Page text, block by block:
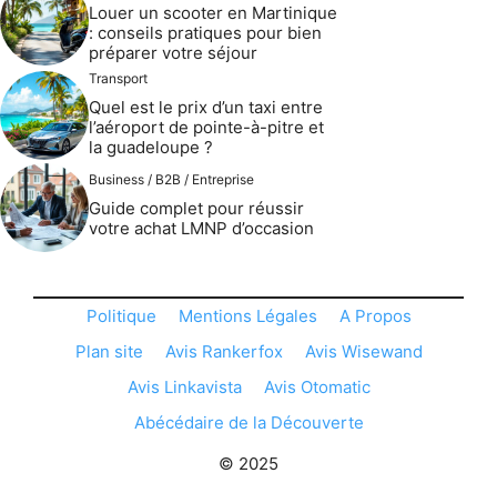
Louer un scooter en Martinique
: conseils pratiques pour bien
préparer votre séjour
Transport
Quel est le prix d’un taxi entre
l’aéroport de pointe-à-pitre et
la guadeloupe ?
Business / B2B / Entreprise
Guide complet pour réussir
votre achat LMNP d’occasion
Politique Mentions Légales
A Propos
Plan site
Avis Rankerfox
Avis Wisewand
Avis Linkavista
Avis Otomatic
Abécédaire de la Découverte
© 2025